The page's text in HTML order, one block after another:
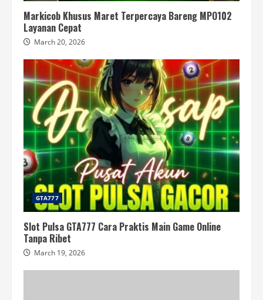
Markicob Khusus Maret Terpercaya Bareng MPO102
Layanan Cepat
March 20, 2026
GTA777
Slot Pulsa GTA777 Cara Praktis Main Game Online
Tanpa Ribet
March 19, 2026